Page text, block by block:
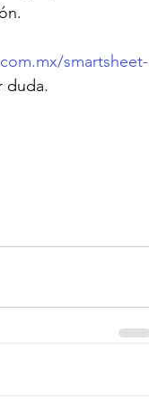
smartsheet-
duda.